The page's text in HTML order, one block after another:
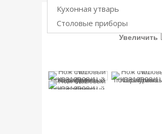
Кухонная утварь
Столовые приборы
Увеличить